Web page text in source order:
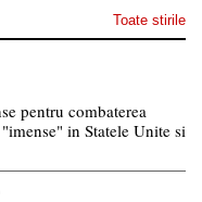
Toate stirile
pentru combaterea
in Statele Unite si